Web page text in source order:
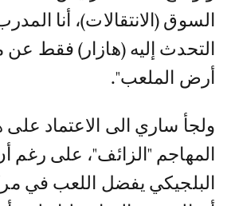
السوق (الانتقالات)، أنا
التحدث إليه (هازار) فقط
أرض الملعب".
ولجأ ساري الى الاعتماد على
المهاجم "الزائف"، على رغم
البلجيكي يفضل اللعب في